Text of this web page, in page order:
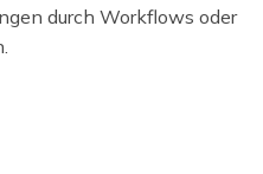
durch Workflows oder